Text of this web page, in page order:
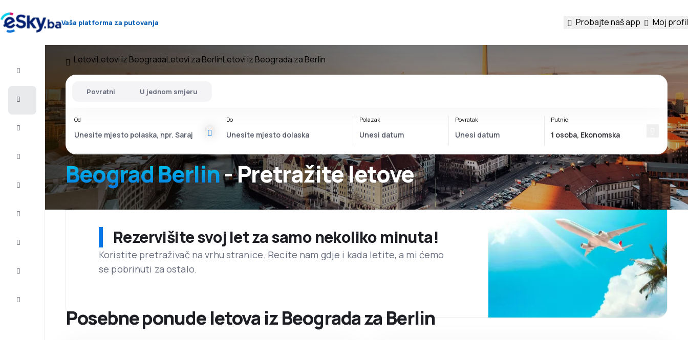
Vaša platforma za putovanja Probajte naš app Moj profil
Smještaj
LetoviLetovi iz BeogradaLetovi za BerlinLetovi iz Beograda za Berlin
Beograd Berlin- Pretražite letove
Povratni U jednom smjeru
Od Do Polazak Povratak Putnici
Rezervišite svoj let za samo nekoliko minuta!
Koristite pretraživač na vrhu stranice. Recite nam gdje i kada letite, a mi ćemo
se pobrinuti za ostalo.
Posebne ponude letova iz Beograda za Berlin